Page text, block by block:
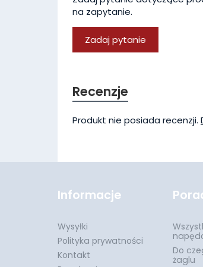
na zapytanie.
Zadaj pytanie
Recenzje
Produkt nie posiada recenzji.
Informacje
Wysyłki
Polityka prywatności
Kontakt
Do
żaglu